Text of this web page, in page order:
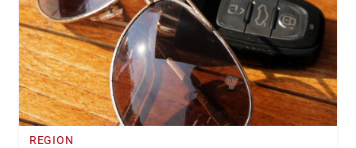
REGION